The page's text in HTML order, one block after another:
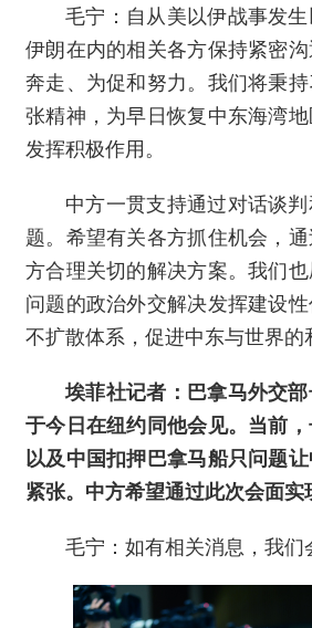
毛宁：自从美以伊战事发
伊朗在内的相关各方保持紧密
奔走、为促和努力。我们将秉
张精神，为早日恢复中东海湾
发挥积极作用。
中方一贯支持通过对话谈
题。希望有关各方抓住机会，
方合理关切的解决方案。我们
问题的政治外交解决发挥建设
不扩散体系，促进中东与世界的
埃菲社记者：巴拿马外交
于今日在纽约同他会见。当前
以及中国扣押巴拿马船只问题
紧张。中方希望通过此次会面实
毛宁：如有相关消息，我们